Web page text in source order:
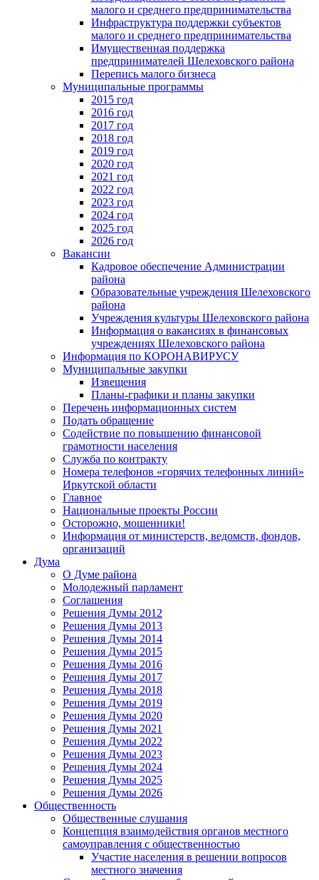
малого и среднего предпринимательства
Инфраструктура поддержки субъектов
малого и среднего предпринимательства
Имущественная поддержка
предпринимателей Шелеховского района
Перепись малого бизнеса
Муниципальные программы
2015 год
2016 год
2017 год
2018 год
2019 год
2020 год
2021 год
2022 год
2023 год
2024 год
2025 год
2026 год
Вакансии
Кадровое обеспечение Администрации
района
Образовательные учреждения Шелеховского
района
Учреждения культуры Шелеховского района
Информация о вакансиях в финансовых
учреждениях Шелеховского района
Информация по КОРОНАВИРУСУ
Муниципальные закупки
Извещения
Планы-графики и планы закупки
Перечень информационных систем
Подать обращение
Содействие по повышению финансовой
грамотности населения
Служба по контракту
Номера телефонов «горячих телефонных линий»
Иркутской области
Главное
Национальные проекты России
Осторожно, мошенники!
Информация от министерств, ведомств, фондов,
организаций
Дума
О Думе района
Молодежный парламент
Соглашения
Решения Думы 2012
Решения Думы 2013
Решения Думы 2014
Решения Думы 2015
Решения Думы 2016
Решения Думы 2017
Решения Думы 2018
Решения Думы 2019
Решения Думы 2020
Решения Думы 2021
Решения Думы 2022
Решения Думы 2023
Решения Думы 2024
Решения Думы 2025
Решения Думы 2026
Общественность
Общественные слушания
Концепция взаимодействия органов местного
самоуправления с общественностью
Участие населения в решении вопросов
местного значения